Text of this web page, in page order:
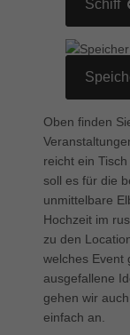
Schiff
Oben finden
reicht ein
soll es für die
unmittelbare
Hochzeit im
zu den
welches Event
ausgefallene
gehen wir
einfach an.